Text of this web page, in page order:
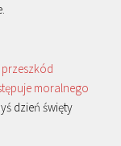
przeszkód
moralnego
dzień święty